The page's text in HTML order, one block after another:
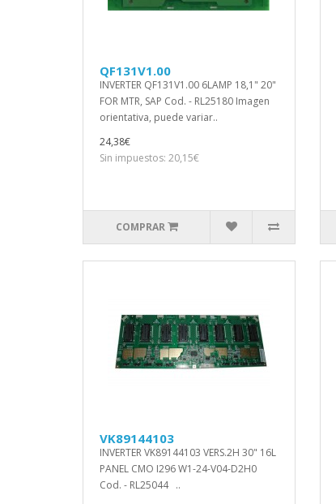
QF131V1.00
INVERTER QF131V1.00 6LAMP 18,1" 20"
FOR MTR, SAP Cod. - RL25180 Imagen
orientativa, puede variar..
24,38€
Sin impuestos: 20,15€
COMPRAR
VK89144103
INVERTER VK89144103 VERS.2H 30" 16L
PANEL CMO I296 W1-24-V04-D2H0
Cod. - RL25044 ..